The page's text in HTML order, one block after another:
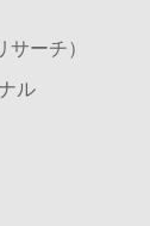
ーチ）
ル